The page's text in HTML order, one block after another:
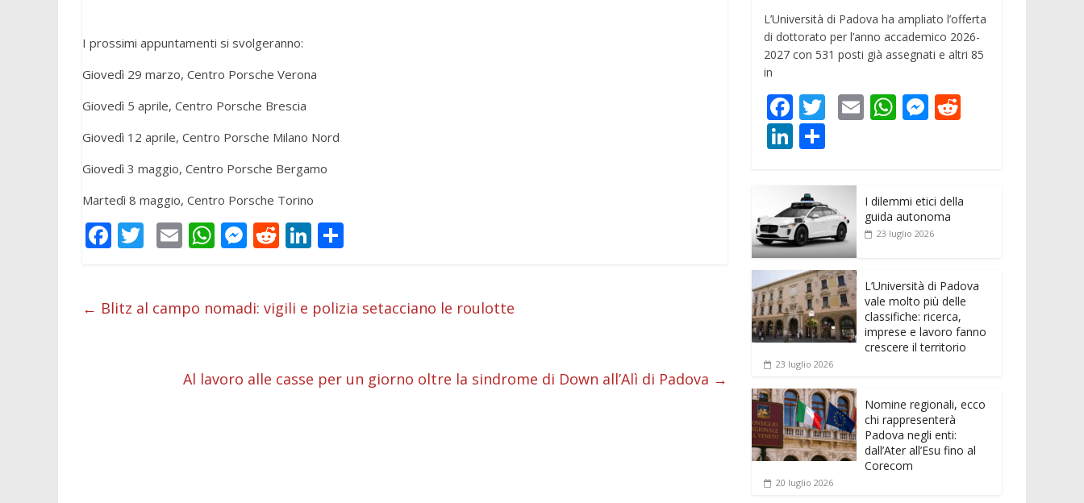
I prossimi appuntamenti si svolgeranno:
Giovedì 29 marzo, Centro Porsche Verona
Giovedì 5 aprile, Centro Porsche Brescia
Giovedì 12 aprile, Centro Porsche Milano Nord
Giovedì 3 maggio, Centro Porsche Bergamo
Martedì 8 maggio, Centro Porsche Torino
F
b
T
er
E
l
W
s
p
M
e
g
er
R
di
Li
e di
← Blitz al campo nomadi: vigili e polizia setacciano le roulotte
Al lavoro alle casse per un giorno oltre la sindrome di Down all’Alì di Padova →
L’Università di Padova ha ampliato l’offerta
di dottorato per l’anno accademico 2026-
2027 con 531 posti già assegnati e altri 85
in
F
ac
e
b
o
o
k
T
er
E W
A
p
M
n
g
t
Li
k
e
dI
n
n
di
vi
di
I dilemmi etici della
guida autonoma
23 luglio 2026
L’Università di Padova
vale molto più delle
classifiche: ricerca,
imprese e lavoro fanno
crescere il territorio
23 luglio 2026
Nomine regionali, ecco
chi rappresenterà
Padova negli enti:
dall’Ater all’Esu fino al
Corecom
20 luglio 2026